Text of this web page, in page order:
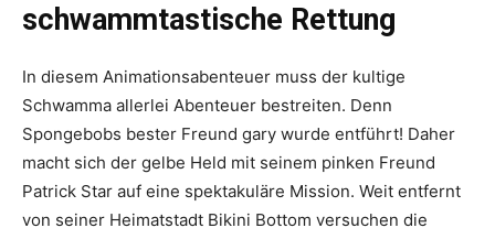
schwammtastische Rettung
In diesem Animationsabenteuer muss der kultige
Schwamma allerlei Abenteuer bestreiten. Denn
Spongebobs bester Freund gary wurde entführt! Daher
macht sich der gelbe Held mit seinem pinken Freund
Patrick Star auf eine spektakuläre Mission. Weit entfernt
von seiner Heimatstadt Bikini Bottom versuchen die